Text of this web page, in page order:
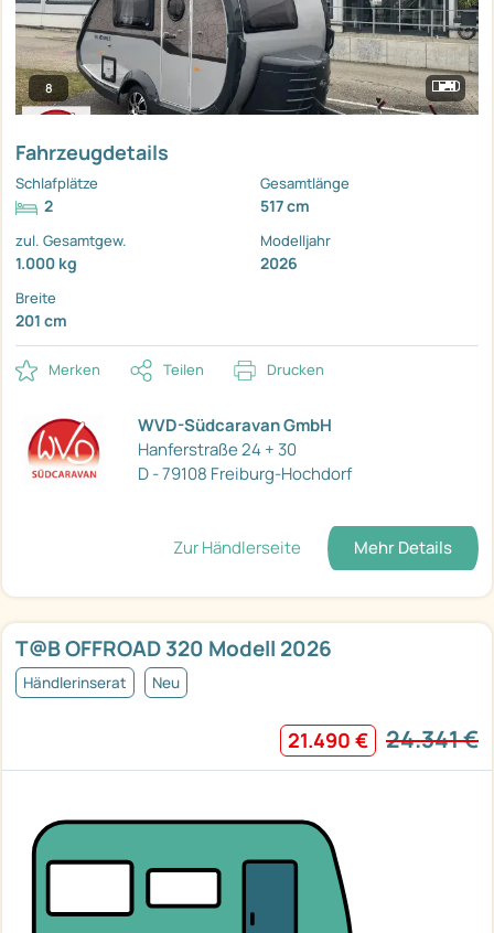
8
Fahrzeugdetails
Schlafplätze
2
Gesamtlänge
517 cm
zul. Gesamtgew.
1.000 kg
Modelljahr
2026
Breite
201 cm
Merken Teilen Drucken
WVD-Südcaravan GmbH
Hanferstraße 24 + 30
D - 79108 Freiburg-Hochdorf
Zur Händlerseite Mehr Details
T@B OFFROAD 320 Modell 2026
Händlerinserat Neu
21.490 € 24.341 €